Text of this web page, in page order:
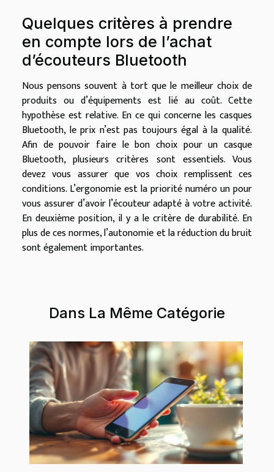
Quelques critères à prendre
en compte lors de l’achat
d’écouteurs Bluetooth
Nous pensons souvent à tort que le meilleur choix de
produits ou d’équipements est lié au coût. Cette
hypothèse est relative. En ce qui concerne les casques
Bluetooth, le prix n’est pas toujours égal à la qualité.
Afin de pouvoir faire le bon choix pour un casque
Bluetooth, plusieurs critères sont essentiels. Vous
devez vous assurer que vos choix remplissent ces
conditions. L’ergonomie est la priorité numéro un pour
vous assurer d’avoir l’écouteur adapté à votre activité.
En deuxième position, il y a le critère de durabilité. En
plus de ces normes, l’autonomie et la réduction du bruit
sont également importantes.
Dans La Même Catégorie